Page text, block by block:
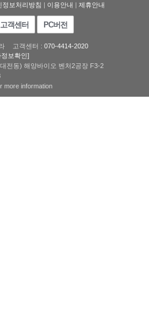
정보처리방침 | 이용안내 | 제휴안내
고객센터 PC버전
고객센터 : 070-4414-2020
보확인]
전동) 해양바이오 벤처2공장 F3-2
more information